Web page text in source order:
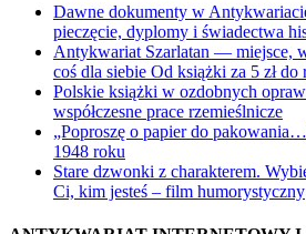
Dawne dokumenty w
pieczęcie, dyplomy i świadectwa
Antykwariat Szarlatan — miejsce,
coś dla siebie Od książki za 5 zł do
Polskie książki w ozdobnych
współczesne prace rzemieślnicze
„Poproszę o papier do
1948 roku
Stare dzwonki z charakterem.
Ci, kim jesteś – film humorystyczny